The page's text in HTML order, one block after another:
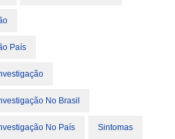
País
No Brasil
No País Sintomas